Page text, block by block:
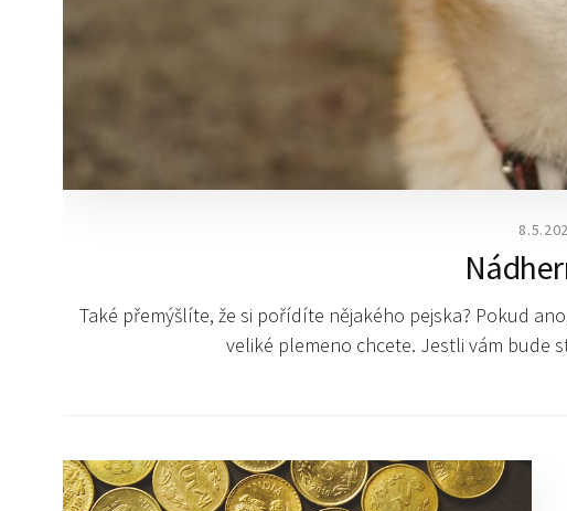
Také přemýšlíte, že si pořídíte nějakého pejska? Pokud
veliké plemeno chcete. Jestli vám bude